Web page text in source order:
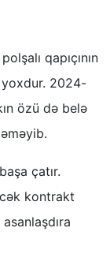
qapıçının
2024-
özü də belə
çatır.
kontrakt